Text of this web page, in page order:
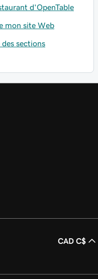
d'OpenTable
mon site Web
des sections
CAD C$